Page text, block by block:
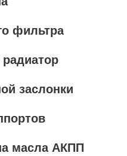
фильтра
радиатор
заслонки
масла АКПП